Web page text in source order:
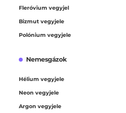
Fleróvium vegyjel
Bizmut vegyjele
Polónium vegyjele
Nemesgázok
Hélium vegyjele
Neon vegyjele
Argon vegyjele